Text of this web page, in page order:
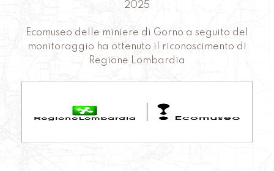
2025
Ecomuseo delle miniere di Gorno a seguito del
monitoraggio ha ottenuto il riconoscimento di
Regione Lombardia